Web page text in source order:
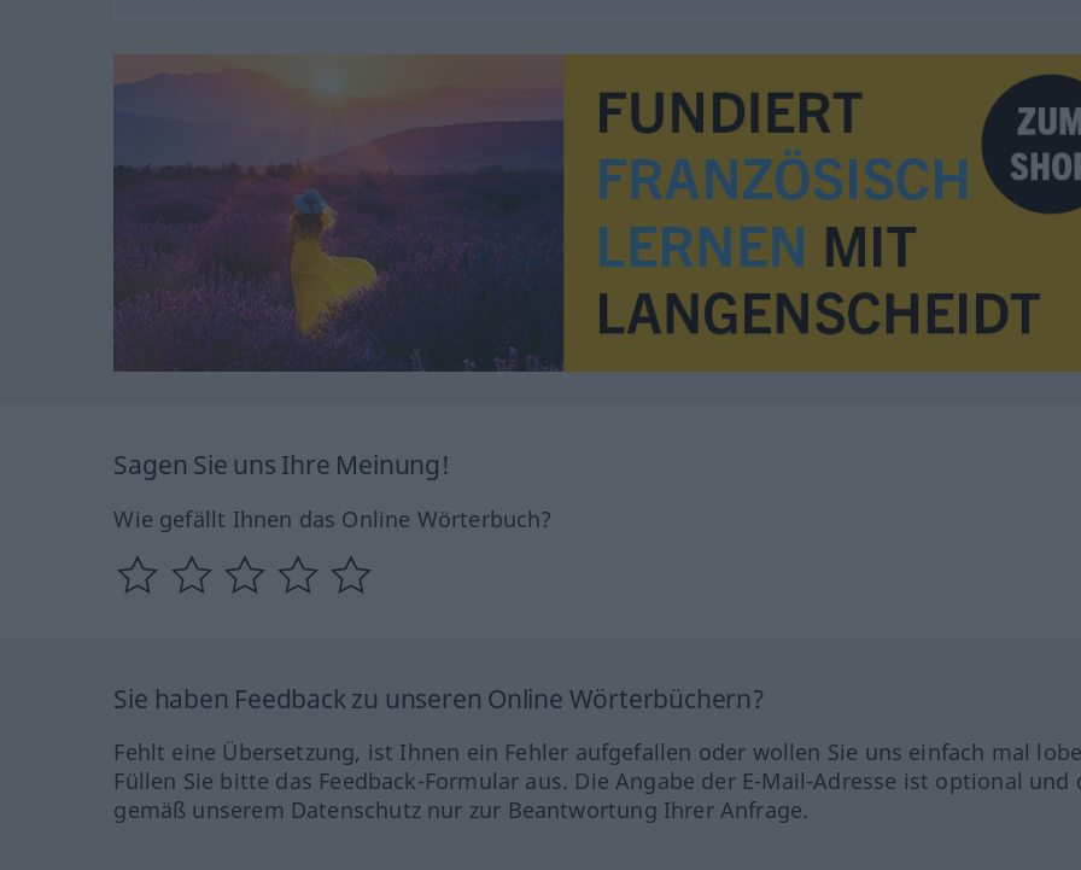
Sagen Sie uns Ihre Meinung!
Wie gefällt Ihnen das Online Wörterbuch?
Sie haben Feedback zu unseren Online Wörterbüchern?
Fehlt eine Übersetzung, ist Ihnen ein Fehler aufgefallen oder wollen Sie uns einfach mal
Füllen Sie bitte das Feedback-Formular aus. Die Angabe der E-Mail-Adresse ist optional und
gemäß unserem Datenschutz nur zur Beantwortung Ihrer Anfrage.